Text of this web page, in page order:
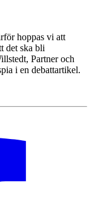
hoppas vi att
det ska bli
Partner och
i en debattartikel.